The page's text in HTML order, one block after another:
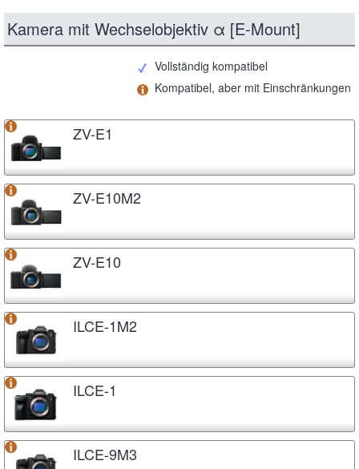
Kamera mit Wechselobjektiv α [E-Mount]
Vollständig kompatibel
Kompatibel, aber mit Einschränkungen
ZV-E1
ZV-E10M2
ZV-E10
ILCE-1M2
ILCE-1
ILCE-9M3